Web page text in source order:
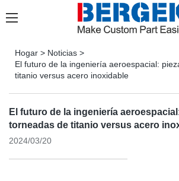
Hogar > Noticias >
El futuro de la ingeniería aeroespacial:
titanio versus acero inoxidable
El futuro de la ingeniería
torneadas de titanio versus acero
2024/03/20